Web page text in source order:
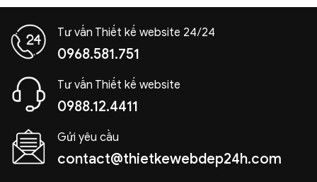
Tư vấn Thiết kế website 24/24
0968.581.751
Tư vấn Thiết kế website
0988.12.4411
Gửi yêu cầu
contact@thietkewebdep24h.com